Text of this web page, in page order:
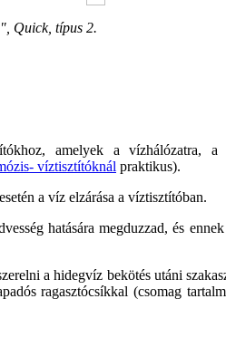
Quick, típus 2.
amelyek a vízhálózatra, a
víztisztítóknál praktikus).
a víz elzárása a víztisztítóban.
hatására megduzzad, és
a hidegvíz bekötés utáni
ragasztócsíkkal (csomag